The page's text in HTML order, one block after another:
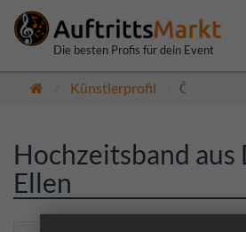
Die besten Profis für dein Event
Künstlerprofil Öffentlich
Hochzeitsband aus
Ellen